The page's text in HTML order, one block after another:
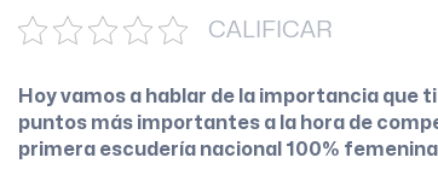
CALIFICAR
Hoy vamos a hablar de la importancia que
puntos más importantes a la hora de
primera escudería nacional 100%